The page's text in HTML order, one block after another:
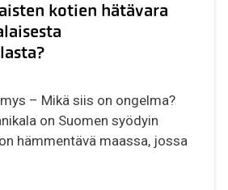
kotien hätävara
– Mikä siis on ongelma?
on Suomen syödyin
hämmentävä maassa, jossa